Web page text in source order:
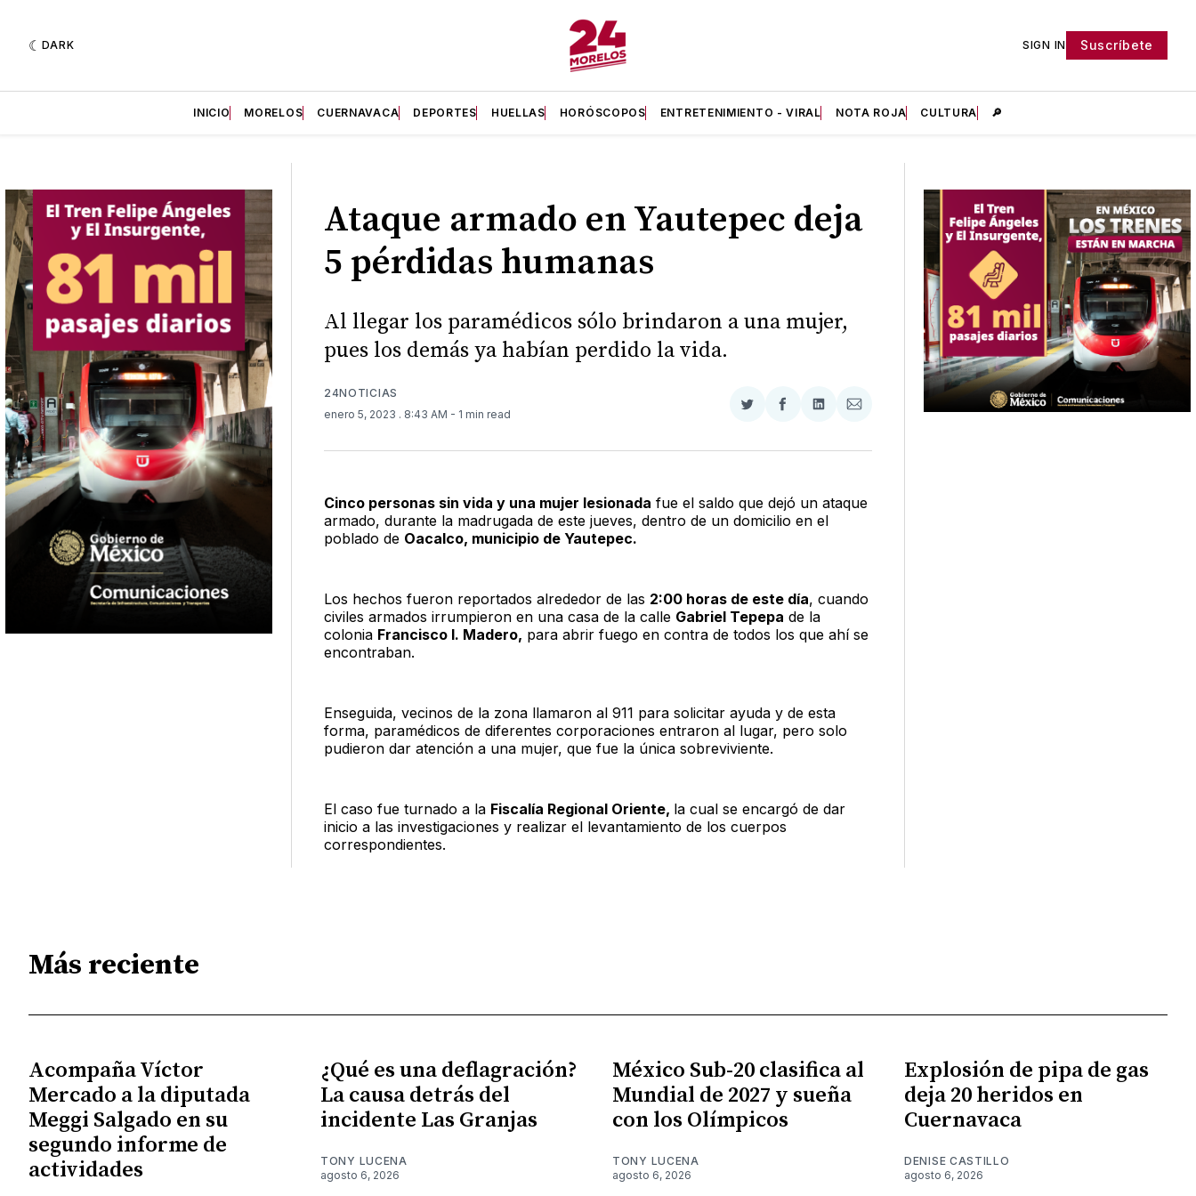
DARK SIGN IN Suscríbete
INICIO MORELOS CUERNAVACA DEPORTES HUELLAS HORÓSCOPOS ENTRETENIMIENTO - VIRAL NOTA ROJA CULTURA 🔎
Ataque armado en Yautepec deja
5 pérdidas humanas
Al llegar los paramédicos sólo brindaron a una mujer,
pues los demás ya habían perdido la vida.
24NOTICIAS
enero 5, 2023 . 8:43 AM - 1 min read
Compartir
Twitter
Compartir
Facebook
Compartir
LinkedIn
Compartir
Email
Cinco personas sin vida y una mujer lesionada fue el saldo que dejó un ataque
armado, durante la madrugada de este jueves, dentro de un domicilio en el
poblado de Oacalco, municipio de Yautepec.
Los hechos fueron reportados alrededor de las 2:00 horas de este día, cuando
civiles armados irrumpieron en una casa de la calle Gabriel Tepepa de la
colonia Francisco I. Madero, para abrir fuego en contra de todos los que ahí se
encontraban.
Enseguida, vecinos de la zona llamaron al 911 para solicitar ayuda y de esta
forma, paramédicos de diferentes corporaciones entraron al lugar, pero solo
pudieron dar atención a una mujer, que fue la única sobreviviente.
El caso fue turnado a la Fiscalía Regional Oriente, la cual se encargó de dar
inicio a las investigaciones y realizar el levantamiento de los cuerpos
correspondientes.
Más reciente
Acompaña Víctor
Mercado a la diputada
Meggi Salgado en su
segundo informe de
actividades
¿Qué es una deflagración?
La causa detrás del
incidente Las Granjas
TONY LUCENA
agosto 6, 2026
México Sub-20 clasifica al
Mundial de 2027 y sueña
con los Olímpicos
TONY LUCENA
agosto 6, 2026
Explosión de pipa de gas
deja 20 heridos en
Cuernavaca
DENISE CASTILLO
agosto 6, 2026